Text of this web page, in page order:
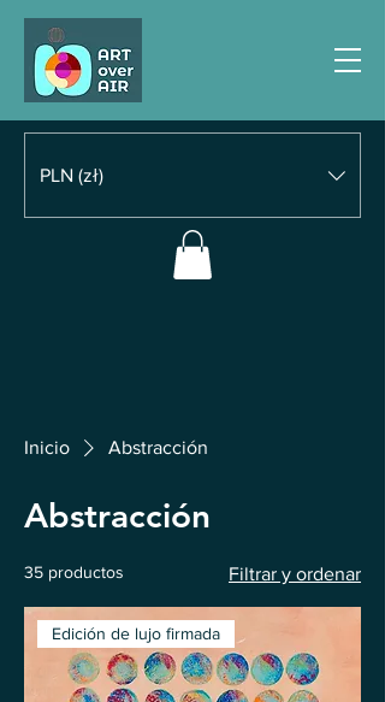
PLN (zł)
Inicio Abstracción
Abstracción
35 productos Filtrar y ordenar
Edición de lujo firmada